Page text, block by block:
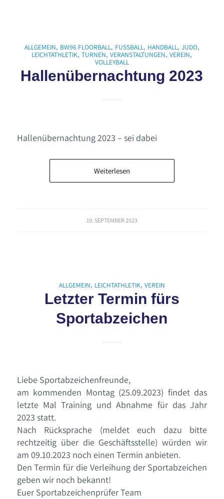
ALLGEMEIN, BW96 FLOORBALL, FUSSBALL , HANDBALL, JUDO,
LEICHTATHLETIK,TURNEN,VERANSTALTUNGEN,VEREIN,
VOLLEYBALL
Hallenübernachtung 2023
Hallenübernachtung 2023 – sei dabei
Weiterlesen
19. SEPTEMBER 2023
ALLGEMEIN, LEICHTATHLETIK, VEREIN
Letzter Termin fürs
Sportabzeichen
Liebe Sportabzeichenfreunde,
am kommenden Montag (25.09.2023) findet das
letzte Mal Training und Abnahme für das Jahr
2023 statt.
Nach Rücksprache (meldet euch dazu bitte
rechtzeitig über die Geschäftsstelle) würden wir
am 09.10.2023 noch einen Termin anbieten.
Den Termin für die Verleihung der Sportabzeichen
geben wir noch bekannt!
Euer Sportabzeichenprüfer Team